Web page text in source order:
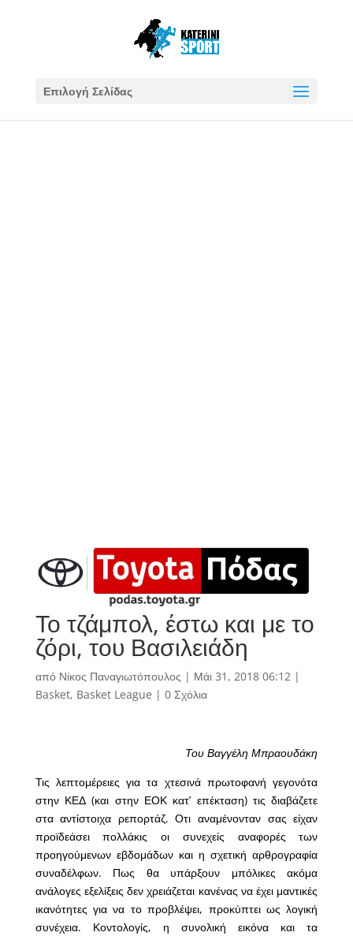
Επιλογή Σελίδας
Το τζάμπολ, έστω και με το
ζόρι, του Βασιλειάδη
από Νίκος Παναγιωτόπουλος | Μάι 31, 2018 06:12|
Basket, Basket League | 0 Σχόλια
Του Βαγγέλη Μπραουδάκη
Τις λεπτομέρειες για τα χτεσινά πρωτοφανή γεγονότα
στην ΚΕΔ (και στην ΕΟΚ κατ’ επέκταση) τις διαβάζετε
στα αντίστοιχα ρεπορτάζ. Οτι αναμένονταν σας είχαν
προϊδεάσει πολλάκις οι συνεχείς αναφορές των
προηγούμενων εβδομάδων και η σχετική αρθρογραφία
συναδέλφων. Πως θα υπάρξουν μπόλικες ακόμα
ανάλογες εξελίξεις δεν χρειάζεται κανένας να έχει μαντικές
ικανότητες για να το προβλέψει, προκύπτει ως λογική
συνέχεια. Κοντολογίς, η συνολική εικόνα και τα